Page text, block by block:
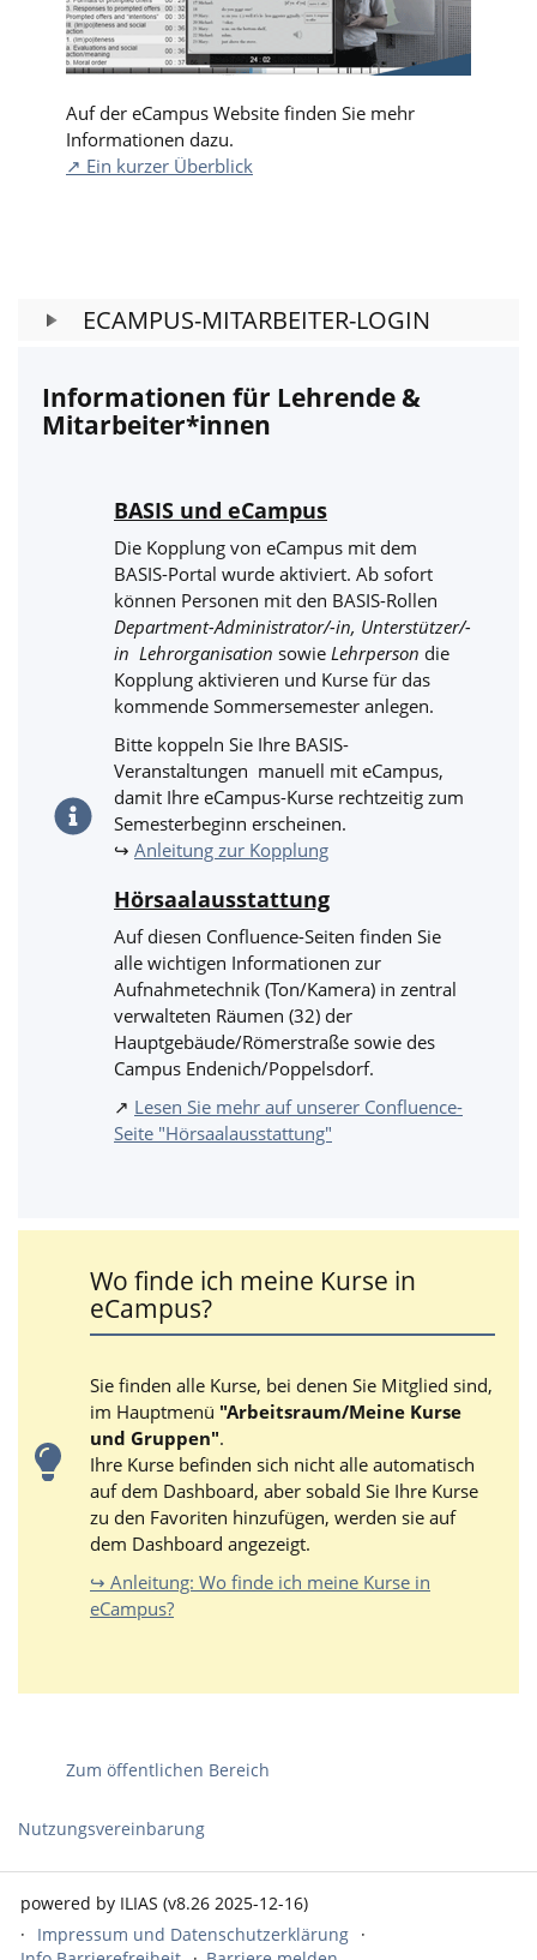
Auf der eCampus Website finden Sie mehr
Informationen dazu.
↗ Ein kurzer Überblick
ECAMPUS-MITARBEITER-LOGIN
Informationen für Lehrende &
Mitarbeiter*innen
BASIS und eCampus
Die Kopplung von eCampus mit dem
BASIS-Portal wurde aktiviert. Ab sofort
können Personen mit den BASIS-Rollen
Department-Administrator/-in, Unterstützer/-
in Lehrorganisation sowie Lehrperson die
Kopplung aktivieren und Kurse für das
kommende Sommersemester anlegen.
Bitte koppeln Sie Ihre BASIS-
Veranstaltungen manuell mit eCampus,
damit Ihre eCampus-Kurse rechtzeitig zum
Semesterbeginn erscheinen.
↪ Anleitung zur Kopplung
Hörsaalausstattung
Auf diesen Confluence-Seiten finden Sie
alle wichtigen Informationen zur
Aufnahmetechnik (Ton/Kamera) in zentral
verwalteten Räumen (32) der
Hauptgebäude/Römerstraße sowie des
Campus Endenich/Poppelsdorf.
↗ Lesen Sie mehr auf unserer Confluence-
Seite "Hörsaalausstattung"
Wo finde ich meine Kurse in
eCampus?
Sie finden alle Kurse, bei denen Sie Mitglied sind,
im Hauptmenü "Arbeitsraum/Meine Kurse
und Gruppen".
Ihre Kurse befinden sich nicht alle automatisch
auf dem Dashboard, aber sobald Sie Ihre Kurse
zu den Favoriten hinzufügen, werden sie auf
dem Dashboard angezeigt.
↪ Anleitung: Wo finde ich meine Kurse in
eCampus?
Zum öffentlichen Bereich
Nutzungsvereinbarung
powered by ILIAS (v8.26 2025-12-16)
Impressum und Datenschutzerklärung